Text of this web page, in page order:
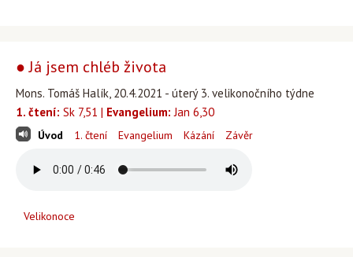
● Já jsem chléb života
Mons. Tomáš Halík, 20.4.2021 - úterý 3. velikonočního týdne
1. čtení: Sk 7,51 | Evangelium: Jan 6,30
Úvod 1. čtení Evangelium Kázání Závěr
Velikonoce